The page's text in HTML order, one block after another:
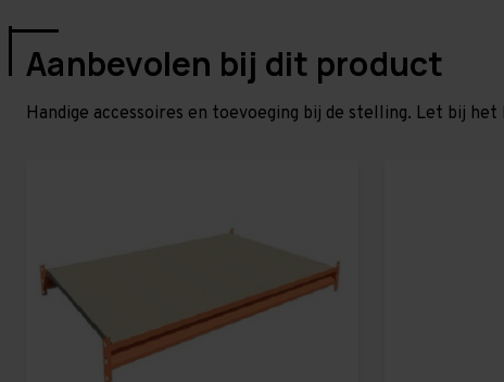
Aanbevolen bij dit product
Handige accessoires en toevoeging bij de stelling. Let bij